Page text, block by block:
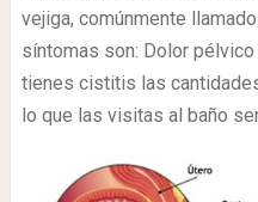
vejiga, comúnmente
síntomas son: Dolor
tienes cistitis las
lo que las visitas al baño